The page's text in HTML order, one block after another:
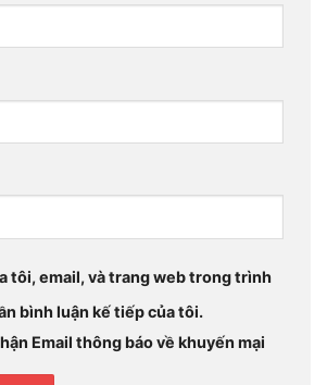
tôi, email, và trang web trong trình
bình luận kế tiếp của tôi.
Email thông báo về khuyến mại